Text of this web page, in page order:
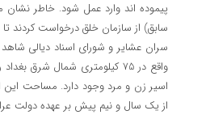
پیموده اند وارد عمل شود. خاطر نشان
سابق) از سازمان خلق درخواست کردند تا
سران عشایر و شورای اسناد دیالی